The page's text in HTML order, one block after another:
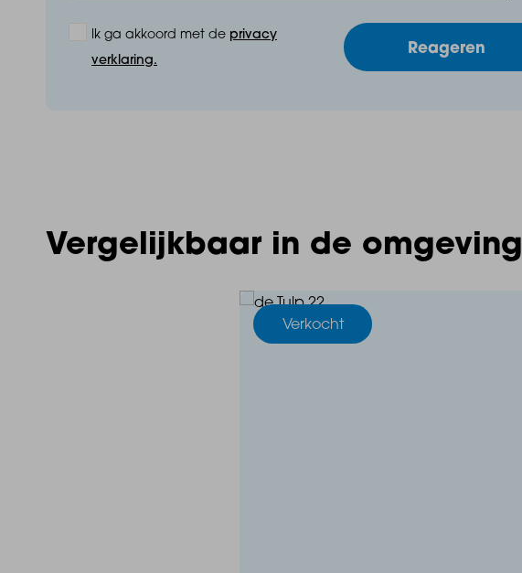
Ik ga akkoord met de privacy
verklaring.
Reageren
Vergelijkbaar in de omgeving
Verkocht